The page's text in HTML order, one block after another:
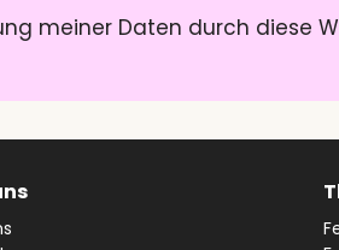
meiner Daten durch diese